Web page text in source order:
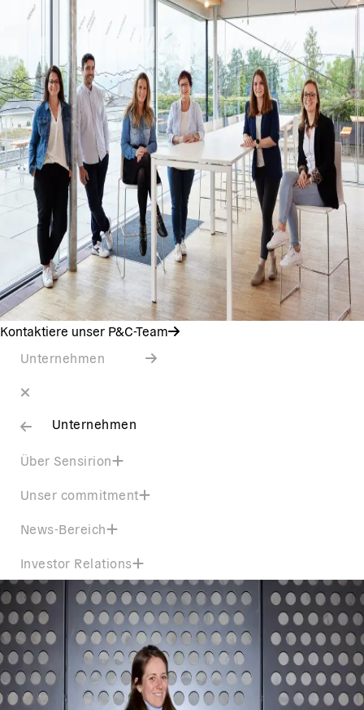
Kontaktiere unser P&C-Team
Unternehmen
Unternehmen
Über Sensirion
Unser commitment
News-Bereich
Investor Relations